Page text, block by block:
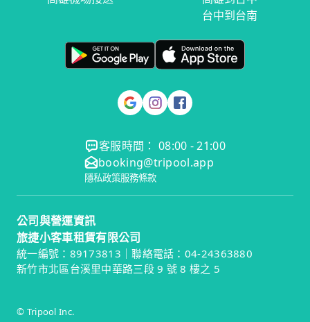
台中到台南
客服時間： 08:00 - 21:00
booking@tripool.app
隱私政策服務條款
公司與營運資訊
旅捷小客車租賃有限公司
統一編號：89173813｜聯絡電話：04-24363880
新竹市北區台溪里中華路三段 9 號 8 樓之 5
© Tripool Inc.